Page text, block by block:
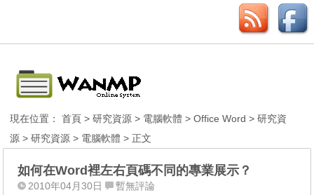
現在位置：首頁 >研究資源 > 電腦軟體 >Office Word >研究資
源 >研究資源 > 電腦軟體 > 正文
如何在Word裡左右頁碼不同的專業展示？
2010年04月30日 暫無評論